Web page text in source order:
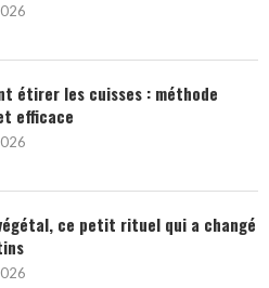
étirer les cuisses : méthode
efficace
ce petit rituel qui a changé